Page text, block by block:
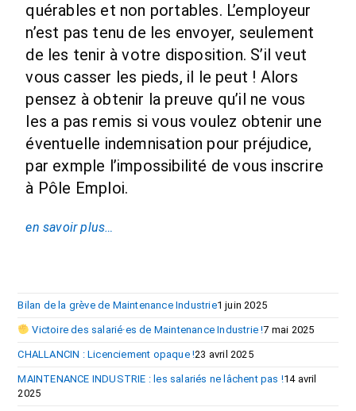
quérables et non portables. L’employeur
n’est pas tenu de les envoyer, seulement
de les tenir à votre disposition. S’il veut
vous casser les pieds, il le peut ! Alors
pensez à obtenir la preuve qu’il ne vous
les a pas remis si vous voulez obtenir une
éventuelle indemnisation pour préjudice,
par exmple l’impossibilité de vous inscrire
à Pôle Emploi.
en savoir plus…
Bilan de la grève de Maintenance Industrie1 juin 2025
Victoire des salarié·es de Maintenance Industrie !7 mai 2025
CHALLANCIN : Licenciement opaque !23 avril 2025
MAINTENANCE INDUSTRIE : les salariés ne lâchent pas !14 avril
2025